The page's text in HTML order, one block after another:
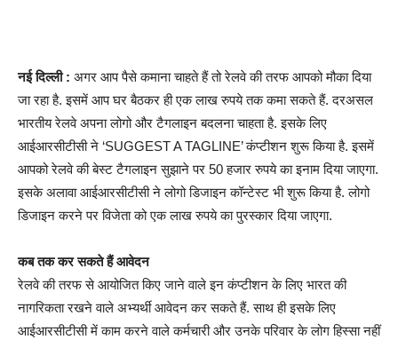
नई दिल्ली : अगर आप पैसे कमाना चाहते हैं तो रेलवे की तरफ आपको मौका दिया
जा रहा है. इसमें आप घर बैठकर ही एक लाख रुपये तक कमा सकते हैं. दरअसल
भारतीय रेलवे अपना लोगो और टैगलाइन बदलना चाहता है. इसके लिए
आईआरसीटीसी ने ‘SUGGEST A TAGLINE’ कंप्टीशन शुरू किया है. इसमें
आपको रेलवे की बेस्ट टैगलाइन सुझाने पर 50 हजार रुपये का इनाम दिया जाएगा.
इसके अलावा आईआरसीटीसी ने लोगो डिजाइन कॉन्टेस्ट भी शुरू किया है. लोगो
डिजाइन करने पर विजेता को एक लाख रुपये का पुरस्कार दिया जाएगा.
कब तक कर सकते हैं आवेदन
रेलवे की तरफ से आयोजित किए जाने वाले इन कंप्टीशन के लिए भारत की
नागरिकता रखने वाले अभ्यर्थी आवेदन कर सकते हैं. साथ ही इसके लिए
आईआरसीटीसी में काम करने वाले कर्मचारी और उनके परिवार के लोग हिस्सा नहीं